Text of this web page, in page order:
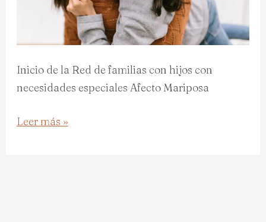
Inicio de la Red de familias con hijos con
necesidades especiales Afecto Mariposa
Leer más »